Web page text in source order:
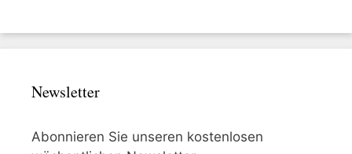
Newsletter
Abonnieren Sie unseren kostenlosen